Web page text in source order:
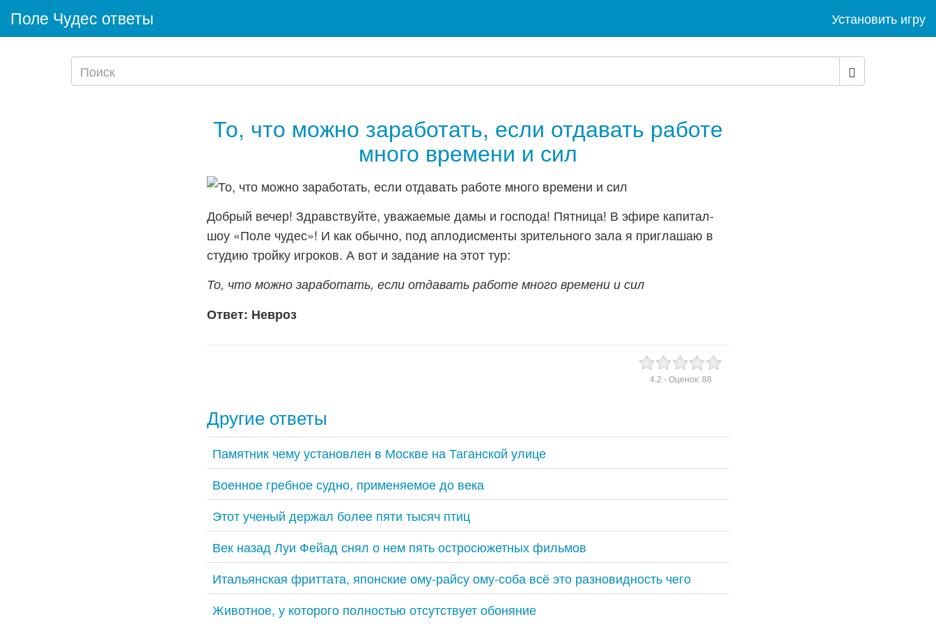
Поле Чудес ответы Установить игру
То, что можно заработать, если отдавать работе
много времени и сил
Добрый вечер! Здравствуйте, уважаемые дамы и господа! Пятница! В эфире капитал-
шоу «Поле чудес»! И как обычно, под аплодисменты зрительного зала я приглашаю в
студию тройку игроков. А вот и задание на этот тур:
То, что можно заработать, если отдавать работе много времени и сил
Ответ: Невроз
4.2 - Оценок: 88
Другие ответы
Памятник чему установлен в Москве на Таганской улице
Военное гребное судно, применяемое до века
Этот ученый держал более пяти тысяч птиц
Век назад Луи Фейад снял о нем пять остросюжетных фильмов
Итальянская фриттата, японские ому-райсу ому-соба всё это разновидность чего
Животное, у которого полностью отсутствует обоняние